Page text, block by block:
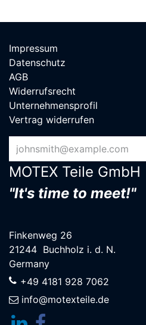
Impressum
Datenschutz
AGB
Widerrufsrecht
Unternehmensprofil
Vertrag widerrufen
MOTEX Teile G​mbH
"It's time to meet!"
Finkenweg 26
21244 Buchholz i. d. N.
Germany
+49 4181 928 7062
info@motexteile.de